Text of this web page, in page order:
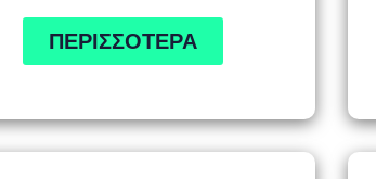
ΠΕΡΙΣΣΌΤΕΡΑ